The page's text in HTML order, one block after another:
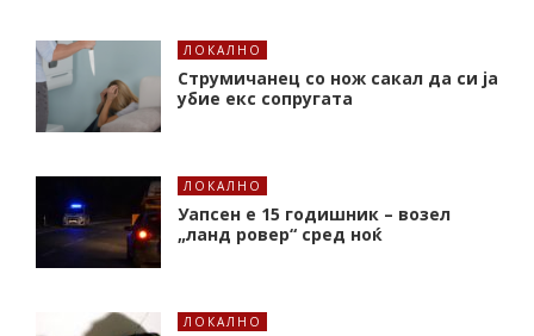
ЛОКАЛНО
Струмичанец со нож сакал да си ја
убие екс сопругата
ЛОКАЛНО
Уапсен е 15 годишник – возел
„ланд ровер“ сред ноќ
ЛОКАЛНО